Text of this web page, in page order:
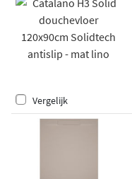
Vergelijk